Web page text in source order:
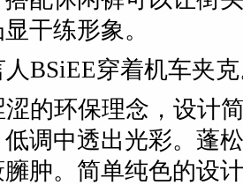
干练形象。
BSiEE穿着机车夹
的环保理念，设计
调中透出光彩。蓬
肿。简单纯色的设